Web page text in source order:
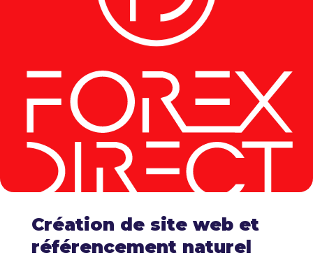
Création de site web et
référencement naturel